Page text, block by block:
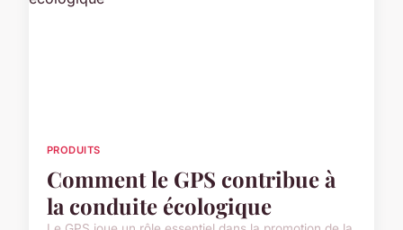
PRODUITS
Comment le GPS contribue à
la conduite écologique